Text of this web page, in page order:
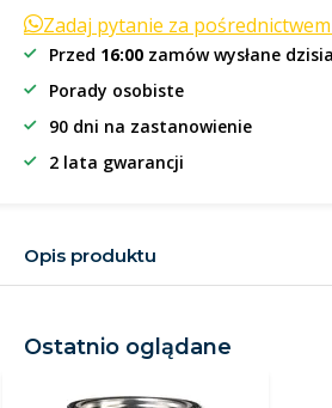
Zadaj pytanie za
Przed 16:00 zamów wysłane
Porady osobiste
90 dni na zastanowienie
2 lata gwarancji
Opis produktu
Ostatnio oglądane